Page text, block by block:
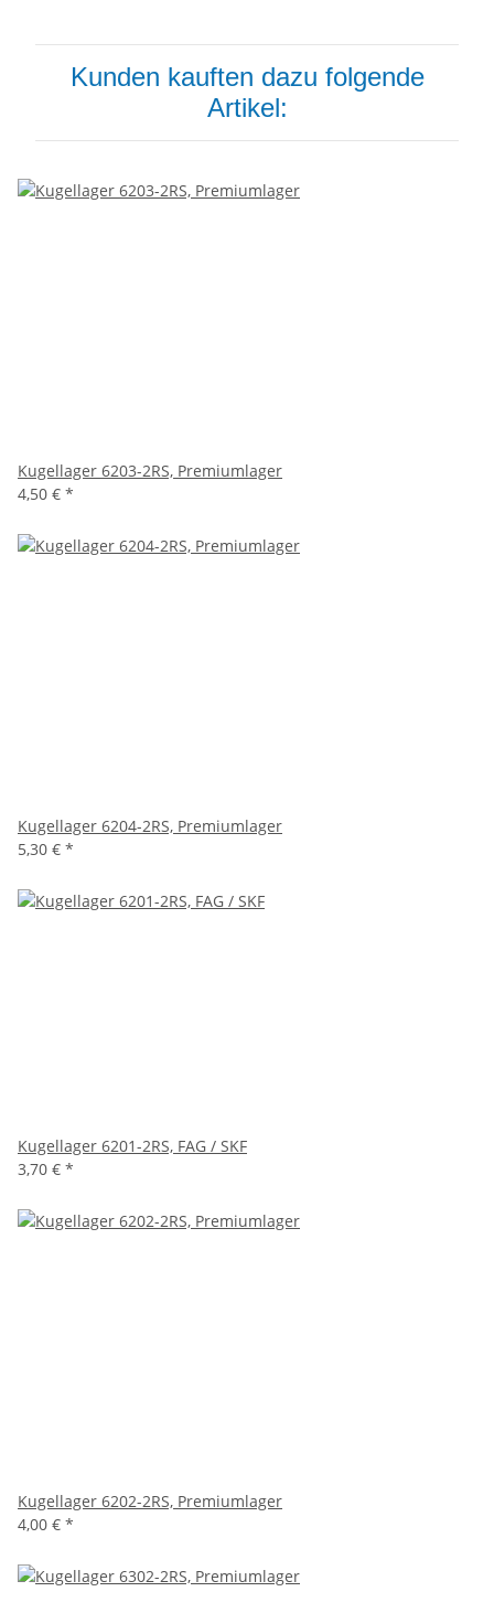
Kunden kauften dazu folgende
Artikel:
Kugellager 6203-2RS, Premiumlager
4,50 € *
Kugellager 6204-2RS, Premiumlager
5,30 € *
Kugellager 6201-2RS, FAG / SKF
3,70 € *
Kugellager 6202-2RS, Premiumlager
4,00 € *